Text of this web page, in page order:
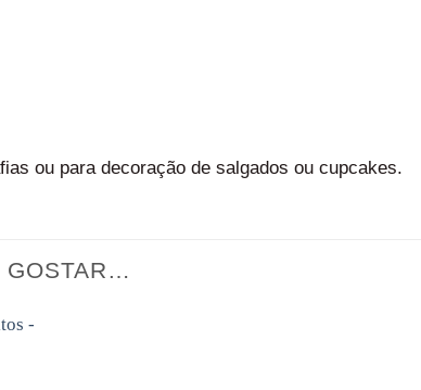
ou para decoração de salgados ou cupcakes.
GOSTAR…